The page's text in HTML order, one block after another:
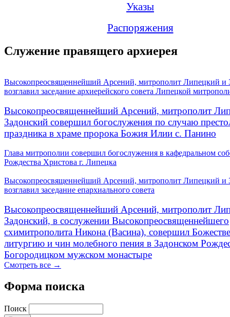
Указы
Распоряжения
Служение правящего архиерея
Высокопреосвященнейший Арсений, митрополит Липецкий и
возглавил заседание архиерейского совета Липецкой
Высокопреосвященнейший Арсений, митрополит
Задонский совершил богослужения по случаю
праздника в храме пророка Божия Илии с. Панино
Глава митрополии совершил богослужения в кафедральном
Рождества Христова г. Липецка
Высокопреосвященнейший Арсений, митрополит Липецкий и
возглавил заседание епархиального совета
Высокопреосвященнейший Арсений, митрополит
Задонский, в сослужении Высокопреосвященнейшего
схимитрополита Никона (Васина), совершил
литургию и чин молебного пения в Задонском
Богородицком мужском монастыре
Смотреть все →
Форма поиска
Поиск